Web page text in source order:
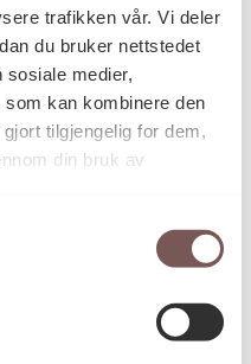
trafikken vår. Vi deler
du bruker nettstedet
sosiale medier,
kan kombinere den
tilgjengelig for dem,
din bruk av